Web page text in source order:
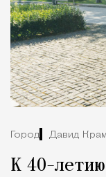
Город Давид
К 40-